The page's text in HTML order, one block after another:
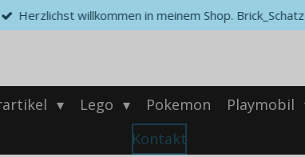
Herzlichst willkommen in meinem Shop. Brick_Schatz
Lego Pokemon Playmobil
Kontakt